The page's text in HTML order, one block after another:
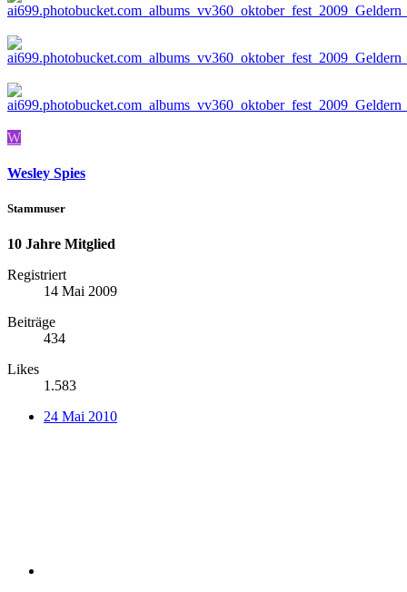
W
Wesley Spies
Stammuser
10 Jahre Mitglied
Registriert
14 Mai 2009
Beiträge
434
Likes
1.583
24 Mai 2010